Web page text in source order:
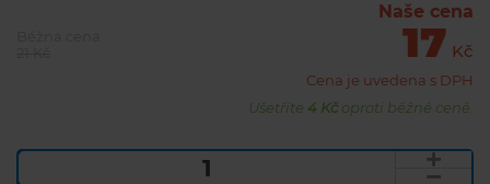
Naše cena
17 Kč
Cena je uvedena s DPH
Ušetříte 4 Kčoproti běžné ceně.